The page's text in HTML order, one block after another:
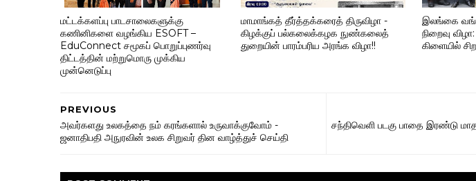
மட்டக்களப்பு பாடசாலைகளுக்கு
கணினிகளை வழங்கிய ESOFT –
EduConnect சமூகப் பொறுப்புணர்வு
திட்டத்தின் மற்றுமொரு முக்கிய
முன்னெடுப்பு
மாமாங்கத் தீர்த்தக்கரைத் திருவிழா -
கிழக்குப் பல்கலைக்கழக நுண்கலைத்
துறையின் பாரம்பரிய அரங்க விழா!!
இலங்கை
நிறைவு
கிளையில்
சந்திவெளி படகு பாதை இரண்டு
PREVIOUS
அவர்களது உலகத்தை நம் கரங்களால் உருவாக்குவோம் -
ஜனாதிபதி அநுரவின் உலக சிறுவர் தின வாழ்த்துச் செய்தி